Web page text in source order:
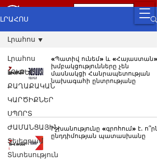
ԼՐԱՀՈՍ
Լրահոս
ԼՈՒՐԵՐ
ՔԱՂԱՔԱԿԱՆ
ԿԱՐԾԻՔՆԵՐ
ՍՊՈՐՏ
ԺԱՄԱՆՑԱՅԻՆ
Տելեգրամ
Տնտեսություն
Լրահոս
«Պատիվ ունեմ» և «Հայաստան»
խմբակցությունները չեն
մասնակցի Հանրապետության
նախագահի ընտրությանը
Իշխանությունը «գրոհում» է․ ո՞րն
ընդդիմության պատասխանը